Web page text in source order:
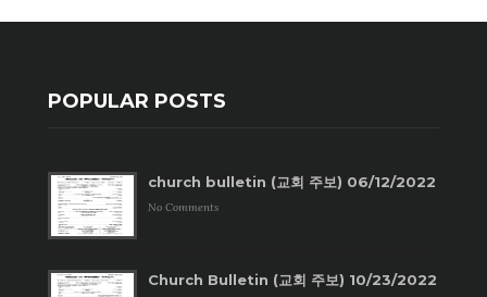
POPULAR POSTS
church bulletin (교회 주보) 06/12/2022
No Comments
Church Bulletin (교회 주보) 10/23/2022